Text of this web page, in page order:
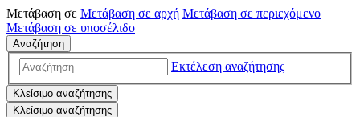
Μετάβαση σε Μετάβαση σε αρχή Μετάβαση σε περιεχόμενο
Μετάβαση σε υποσέλιδο
Αναζήτηση
Εκτέλεση αναζήτησης
Κλείσιμο αναζήτησης
Κλείσιμο αναζήτησης